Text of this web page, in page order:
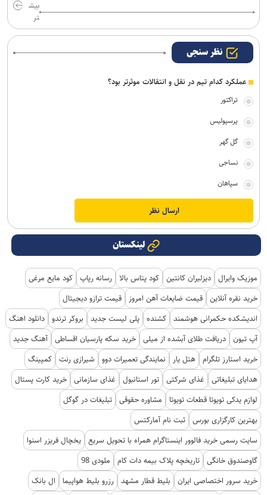
بیش
تر
نظر سنجی
عملکرد کدام تیم در نقل و انتقالات موثرتر بود؟
تراکتور
پرسپولیس
گل گهر
نساجی
سپاهان
لینکستان
موزیک وایرال دیزلیران کانتین کود پتاس بالا رسانه رپاپ کود مایع مرغی
خرید نقره آنلاین قیمت ضایعات آهن امروز
قیمت ترازو دیجیتال
اندیشکده حکمرانی هوشمند کشنده پلی لیست جدید بروکر ترندو دانلود اهنگ
آپ تیون دریافت طلای آبشده از میلی خرید سکه پارسیان اقساطی آهنگ جدید
خرید استارز تلگرام هتل یار نمایندگی تعمیرات دوو شیرازی رنت کمپینگ
هدایای تبلیغاتی
غذای شرکتی تور استانبول غذای سازمانی خرید کارت پستال
لوازم یدکی تویوتا قطعات تویوتا
مشاوره حقوقی تبلیغات در گوگل
بهترین کارگزاری بورس ثبت نام آمارکتس
سایت رسمی خرید فالوور اینستاگرام همراه با تحویل سریع یخچال فریزر اسنوا
گاوصندوق خانگی تاریخچه پلاک بیمه دات کام
ملودی 98
خرید سرور اختصاصی ایران
بلیط قطار مشهد رزرو بلیط هواپیما ال بانک